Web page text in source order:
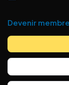
Devenir membre